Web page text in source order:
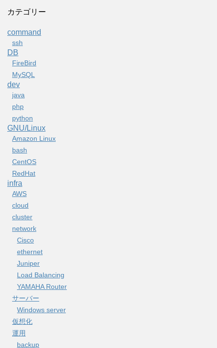
カテゴリー
command
ssh
DB
FireBird
MySQL
dev
java
php
python
GNU/Linux
Amazon Linux
bash
CentOS
RedHat
infra
AWS
cloud
cluster
network
Cisco
ethernet
Juniper
Load Balancing
YAMAHA Router
サーバー
Windows server
仮想化
運用
backup